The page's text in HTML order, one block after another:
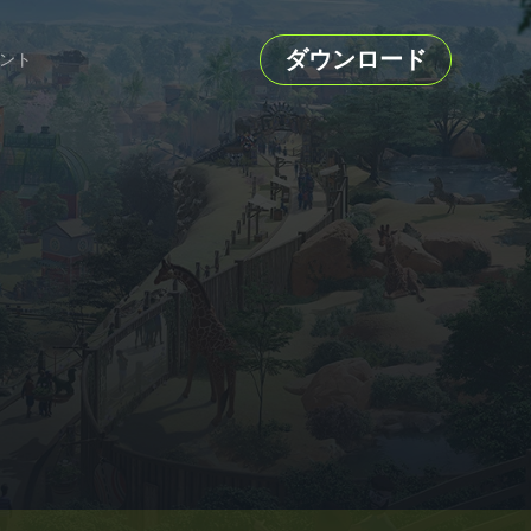
ト ダウンロード